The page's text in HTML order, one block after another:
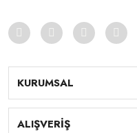
KURUMSAL
ALIŞVERİŞ